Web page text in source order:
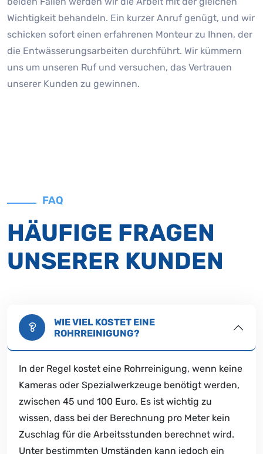
Wichtigkeit behandeln. Ein kurzer Anruf genügt, und wir
schicken sofort einen erfahrenen Monteur zu Ihnen, der
die Entwässerungsarbeiten durchführt. Wir kümmern
uns um unseren Ruf und versuchen, das Vertrauen
unserer Kunden zu gewinnen.
FAQ
HÄUFIGE FRAGEN
UNSERER KUNDEN
WIE VIEL KOSTET EINE
ROHRREINIGUNG?
In der Regel kostet eine Rohrreinigung, wenn keine
Kameras oder Spezialwerkzeuge benötigt werden,
zwischen 45 und 100 Euro. Es ist wichtig zu
wissen, dass bei der Berechnung pro Meter kein
Zuschlag für die Arbeitsstunden berechnet wird.
Unter bestimmten Umständen kann jedoch ein